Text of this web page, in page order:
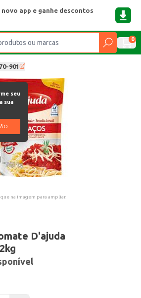
novo app e ganhe descontos
0
901
seu
sua
na imagem para ampliar.
D'ajuda